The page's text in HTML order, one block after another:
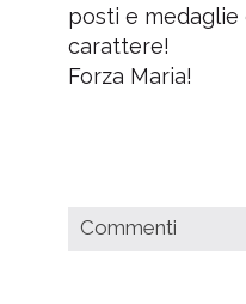
posti e medaglie
carattere!
Forza Maria!
Commenti